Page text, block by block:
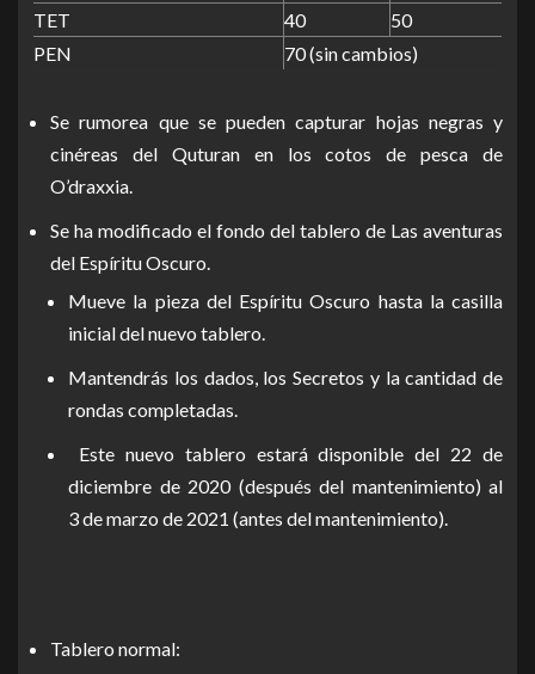
TET
40
50
PEN
70 (sin cambios)
Se rumorea que se pueden capturar hojas negras y
cinéreas del Quturan en los cotos de pesca de
O’draxxia.
Se ha modificado el fondo del tablero de Las aventuras
del Espíritu Oscuro.
Mueve la pieza del Espíritu Oscuro hasta la casilla
inicial del nuevo tablero.
Mantendrás los dados, los Secretos y la cantidad de
rondas completadas.
Este nuevo tablero estará disponible del 22 de
diciembre de 2020 (después del mantenimiento) al
3 de marzo de 2021 (antes del mantenimiento).
Tablero normal: